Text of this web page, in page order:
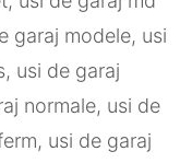
garaj modele, usi
, usi de garaj
normale, usi de
, usi de garaj